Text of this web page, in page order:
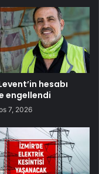
hesabı
engellendi
7, 2026